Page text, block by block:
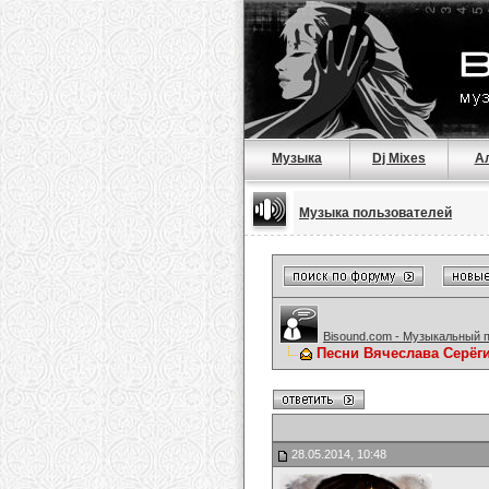
Музыка Dj Mixes
Музыка пользователей
Bisound.com - Музыкальный
Песни Вячеслава
28.05.2014, 10:48